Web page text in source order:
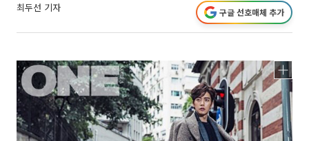
최두선 기자 구글 선호매체 추가